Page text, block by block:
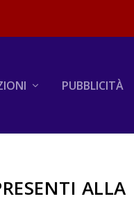
PUBBLICITÀ
ALLA